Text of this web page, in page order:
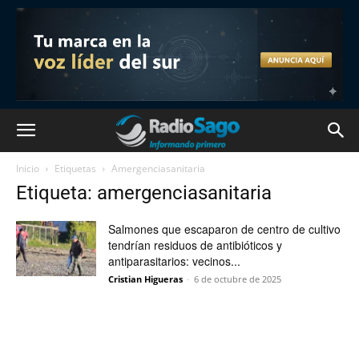
Inicio Etiquetas Amergenciasanitaria
Etiqueta: amergenciasanitaria
Salmones que escaparon de centro de cultivo
tendrían residuos de antibióticos y
antiparasitarios: vecinos...
Cristian Higueras - 6 de octubre de 2025